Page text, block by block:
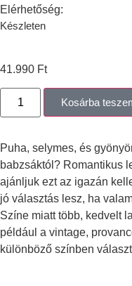
Elérhetőség:
Készleten
41.990 Ft
Kosárba
Puha, selymes, és
babzsáktól? Romantikus
ajánljuk ezt az igazán
jó választás lesz, ha
Színe miatt több, kedvelt
például a vintage,
különböző színben